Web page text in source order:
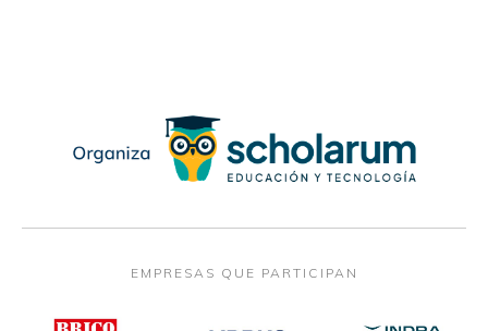
EMPRESAS QUE PARTICIPAN